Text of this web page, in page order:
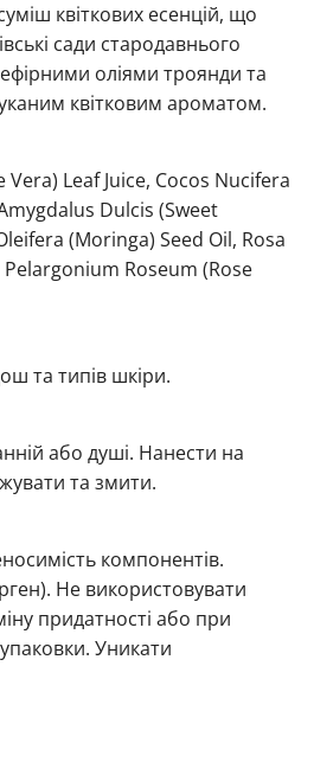
квіткових есенцій, що
сади стародавнього
оліями троянди та
квітковим ароматом.
Leaf Juice, Cocos Nucifera
Dulcis (Sweet
(Moringa) Seed Oil, Rosa
Roseum (Rose
та типів шкіри.
або душі. Нанести на
та змити.
компонентів.
Не використовувати
придатності або при
Уникати